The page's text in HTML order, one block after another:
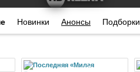
Новинки Анонсы Подборки
Фильм